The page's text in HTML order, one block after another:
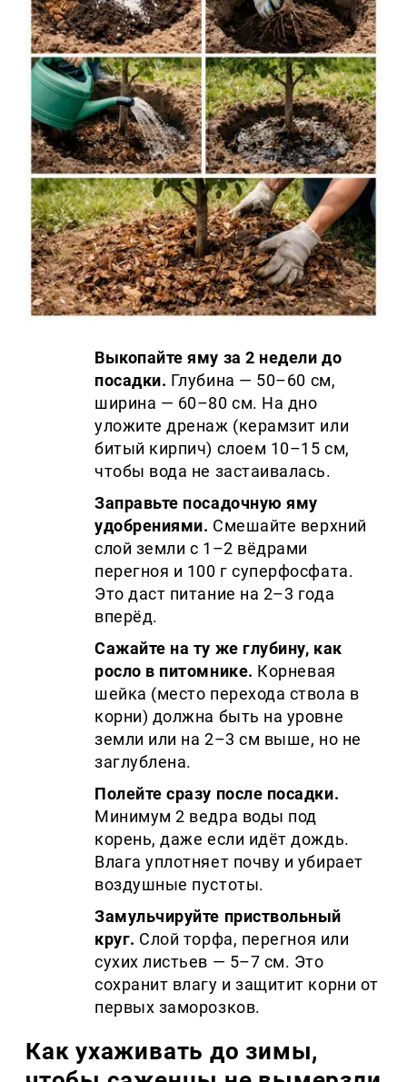
Выкопайте яму за 2 недели до
посадки. Глубина — 50–60 см,
ширина — 60–80 см. На дно
уложите дренаж (керамзит или
битый кирпич) слоем 10–15 см,
чтобы вода не застаивалась.
Заправьте посадочную яму
удобрениями. Смешайте верхний
слой земли с 1–2 вёдрами
перегноя и 100 г суперфосфата.
Это даст питание на 2–3 года
вперёд.
Сажайте на ту же глубину, как
росло в питомнике. Корневая
шейка (место перехода ствола в
корни) должна быть на уровне
земли или на 2–3 см выше, но не
заглублена.
Полейте сразу после посадки.
Минимум 2 ведра воды под
корень, даже если идёт дождь.
Влага уплотняет почву и убирает
воздушные пустоты.
Замульчируйте приствольный
круг. Слой торфа, перегноя или
сухих листьев — 5–7 см. Это
сохранит влагу и защитит корни от
первых заморозков.
Как ухаживать до зимы,